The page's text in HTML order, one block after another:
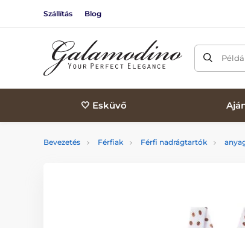
Szállítás Blog
🤍 Esküvő
Bevezetés Férfiak Férfi nadrágtartók